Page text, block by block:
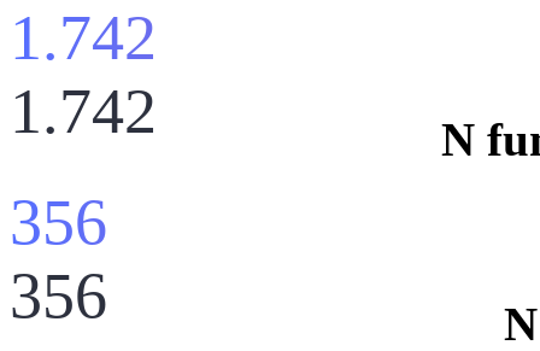
1.742
1.742
N
356
356